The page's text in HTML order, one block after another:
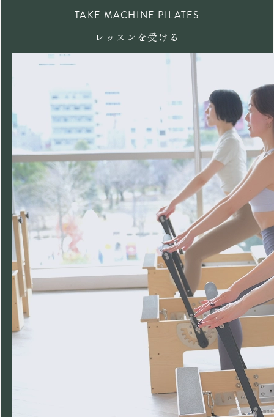
TAKE MACHINE PILATES
レッスンを受ける